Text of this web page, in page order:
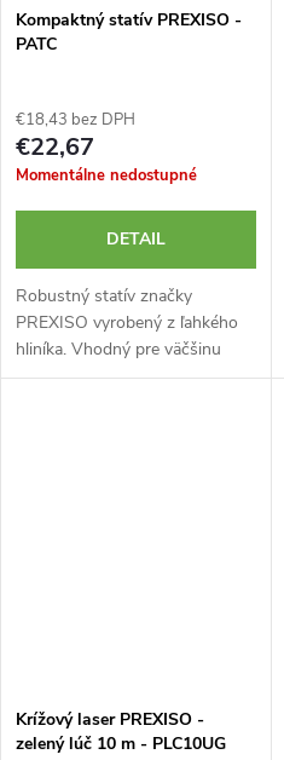
Kompaktný statív PREXISO -
PATC
€18,43 bez DPH
€22,67
Momentálne nedostupné
DETAIL
Robustný statív značky
PREXISO vyrobený z ľahkého
hliníka. Vhodný pre väčšinu
rotačných a krížových laserov.
Krížový laser PREXISO -
zelený lúč 10 m - PLC10UG